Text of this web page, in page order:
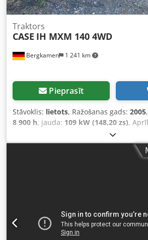
Bergkamen 1 241 km
Traktors
CASE IH MXM 140 4WD
Pieprasīt
Stāvoklis: lietots, Ražošanas gads: 2005
8 900 h, jauda: 109 kW (148,20 zs),
kondicionēšana, kabīne, pilnpiedziņa
Garums: 4 692 mm Dodpfx Aewlmt
mm Augstums: 2 997 mm Riteņu bāze: